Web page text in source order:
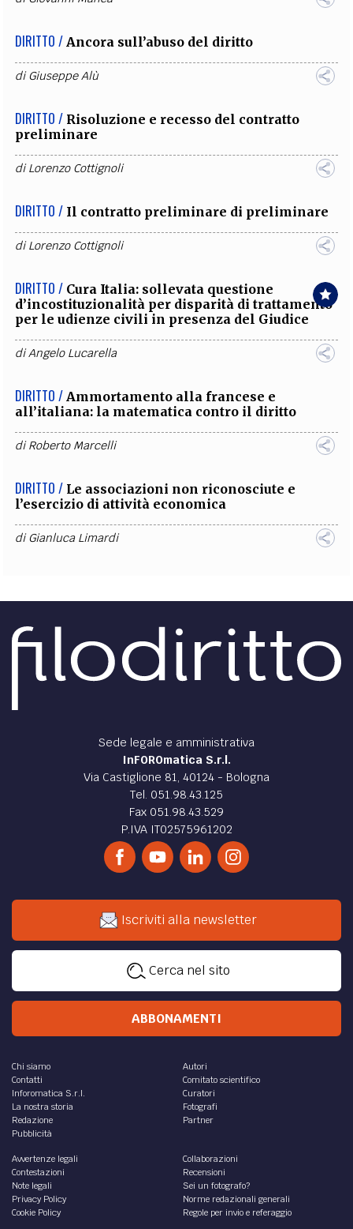
DIRITTO / Ancora sull’abuso del diritto
diGiuseppe Alù
DIRITTO / Risoluzione e recesso del contratto
preliminare
diLorenzo Cottignoli
DIRITTO / Il contratto preliminare di preliminare
diLorenzo Cottignoli
DIRITTO / Cura Italia: sollevata questione
d’incostituzionalità per disparità di trattamento
per le udienze civili in presenza del Giudice
diAngelo Lucarella
DIRITTO / Ammortamento alla francese e
all’italiana: la matematica contro il diritto
diRoberto Marcelli
DIRITTO / Le associazioni non riconosciute e
l’esercizio di attività economica
diGianluca Limardi
Sede legale e amministrativa
InFOROmatica S.r.l.
Via Castiglione 81, 40124 - Bologna
Tel. 051.98.43.125
Fax 051.98.43.529
P.IVA IT02575961202
Iscriviti alla newsletter
Cerca nel sito
ABBONAMENTI
Chi siamo
Contatti
Inforomatica S.r.l.
La nostra storia
Redazione
Pubblicità
Autori
Comitato scientifico
Curatori
Fotografi
Partner
Avvertenze legali
Contestazioni
Note legali
Privacy Policy
Cookie Policy
Collaborazioni
Recensioni
Sei un fotografo?
Norme redazionali generali
Regole per invio e referaggio